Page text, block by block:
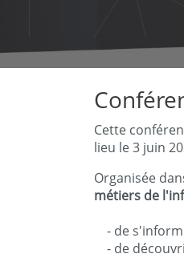
Cette
lieu le 3 juin
Organisée
métiers de
- de
- de